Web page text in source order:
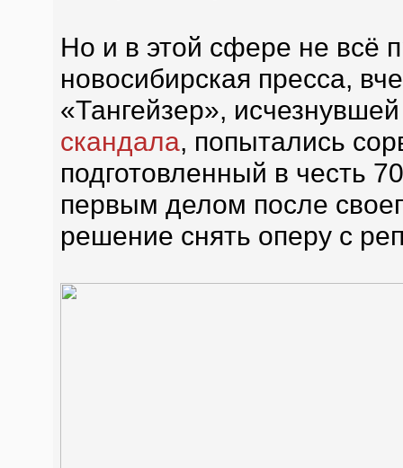
Но и в этой сфере не всё
новосибирская пресса,
«Тангейзер»,
скандала, попытались
подготовленный в честь
первым делом после
решение снять оперу с